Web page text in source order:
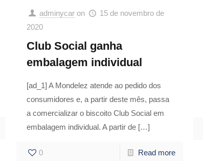
adminycar on
15 de novembro de
2020
Club Social ganha
embalagem individual
[ad_1] A Mondelez atende ao pedido dos
consumidores e, a partir deste mês, passa
a comercializar o biscoito Club Social em
embalagem individual. A partir de […]
0 Read more